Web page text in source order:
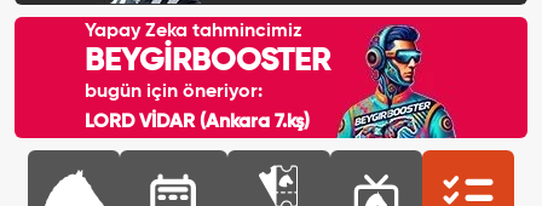
Yapay Zeka tahmincimiz
BEYGİRBOOSTER
bugün için öneriyor:
LORD VİDAR (Ankara 7.kş)